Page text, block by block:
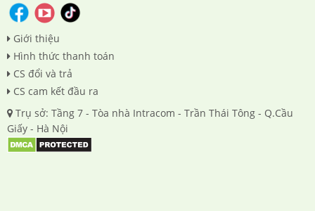
Giới thiệu
Hình thức thanh toán
CS đổi và trả
CS cam kết đầu ra
Trụ sở: Tầng 7 - Tòa nhà Intracom - Trần Thái Tông - Q.Cầu
Giấy - Hà Nội